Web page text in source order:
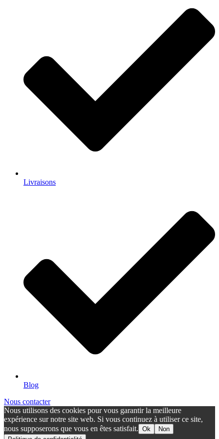
Livraisons
Blog
Nous contacter
Nous utilisons des cookies pour vous garantir la meilleure
expérience sur notre site web. Si vous continuez à utiliser ce site,
nous supposerons que vous en êtes satisfait. Ok
Non